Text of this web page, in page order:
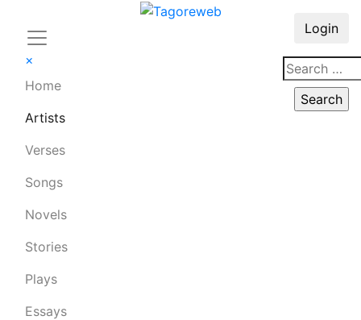
×
Home
Artists
Verses
Songs
Novels
Stories
Plays
Essays
Login